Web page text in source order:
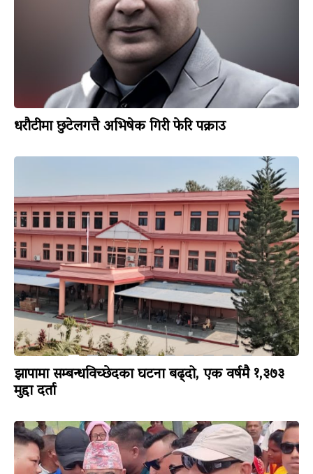
धरौटीमा छुटेलगत्तै अभिषेक गिरी फेरि पक्राउ
झापामा सम्बन्धविच्छेदका घटना बढ्दो, एक वर्षमै १,३७३
मुद्दा दर्ता